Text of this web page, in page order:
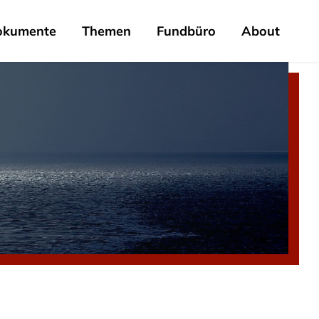
Themen Fundbüro About